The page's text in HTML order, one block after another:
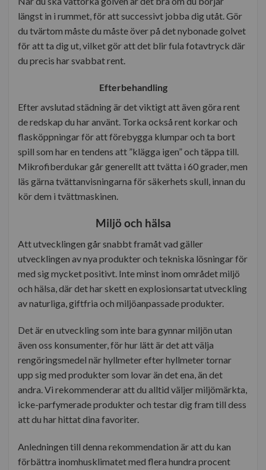
längst in i rummet, för att successivt jobba dig utåt. Gör
du tvärtom måste du måste över på det nybonade golvet
för att ta dig ut, vilket gör att det blir fula fotavtryck där
du precis har svabbat rent.
Efterbehandling
Efter avslutad städning är det viktigt att även göra rent
de redskap du har använt. Torka också rent korkar och
flasköppningar för att förebygga klumpar och ta bort
spill som har en tendens att ”klägga igen” och täppa till.
Mikrofiberdukar går generellt att tvätta i 60 grader, men
läs gärna tvättanvisningarna för säkerhets skull, innan du
kör dem i tvättmaskinen.
Miljö och hälsa
Att utvecklingen går snabbt framåt vad gäller
utvecklingen av nya produkter och tekniska lösningar för
med sig mycket positivt. Inte minst inom området miljö
och hälsa, där det har skett en explosionsartat utveckling
av naturliga, giftfria och miljöanpassade produkter.
Det är en utveckling som inte bara gynnar miljön utan
även oss konsumenter, för hur lätt är det att välja
rengöringsmedel när hyllmeter efter hyllmeter tornar
upp sig med produkter som lovar än det ena, än det
andra. Vi rekommenderar att du alltid väljer miljömärkta,
icke-parfymerade produkter och testar dig fram till dess
att du har hittat dina favoriter.
Anledningen till denna rekommendation är att du kan
förbättra inomhusklimatet med flera hundra procent